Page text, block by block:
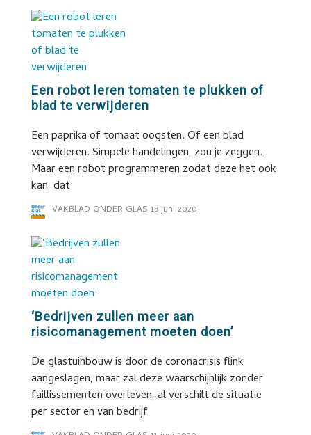
Een robot leren tomaten te plukken of
blad te verwijderen
Een paprika of tomaat oogsten. Of een blad
verwijderen. Simpele handelingen, zou je zeggen.
Maar een robot programmeren zodat deze het ook
kan, dat
VAKBLAD ONDER GLAS 18 juni 2020
‘Bedrijven zullen meer aan
risicomanagement moeten doen’
De glastuinbouw is door de coronacrisis flink
aangeslagen, maar zal deze waarschijnlijk zonder
faillissementen overleven, al verschilt de situatie
per sector en van bedrijf